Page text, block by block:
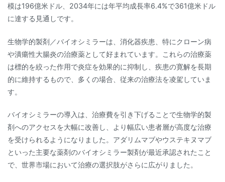
模は196億米ドル、2034年には年平均成長率6.4%で361億米ドル
に達する見通しです。
生物学的製剤／バイオシミラーは、消化器疾患、特にクローン病
や潰瘍性大腸炎の治療薬として好まれています。これらの治療薬
は標的を絞った作用で炎症を効果的に抑制し、疾患の寛解を長期
的に維持するもので、多くの場合、従来の治療法を凌駕していま
す。
バイオシミラーの導入は、治療費を引き下げることで生物学的製
剤へのアクセスを大幅に改善し、より幅広い患者層が高度な治療
を受けられるようになりました。アダリムマブやウステキヌマブ
といった主要な薬剤のバイオシミラー製剤が最近承認されたこと
で、世界市場において治療の選択肢がさらに広がりました。